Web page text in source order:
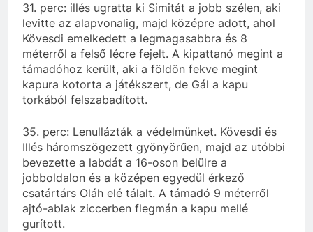
31. perc: illés ugratta ki Simitát a jobb szélen, aki
levitte az alapvonalig, majd középre adott, ahol
Kövesdi emelkedett a legmagasabbra és 8
méterről a felső lécre fejelt. A kipattanó megint a
támadóhoz került, aki a földön fekve megint
kapura kotorta a játékszert, de Gál a kapu
torkából felszabadított.
35. perc: Lenullázták a védelmünket. Kövesdi és
Illés háromszögezett gyönyörűen, majd az utóbbi
bevezette a labdát a 16-oson belülre a
jobboldalon és a középen egyedül érkező
csatártárs Oláh elé tálalt. A támadó 9 méterről
ajtó-ablak ziccerben flegmán a kapu mellé
gurított.